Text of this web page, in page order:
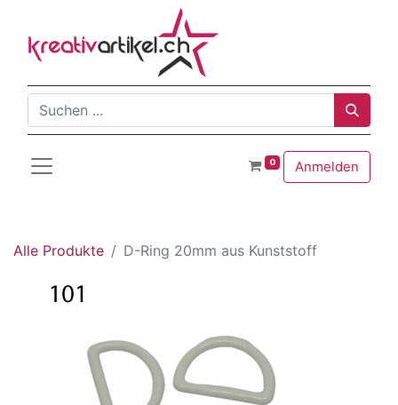
0 Anmelden
Alle Produkte D-Ring 20mm aus Kunststoff